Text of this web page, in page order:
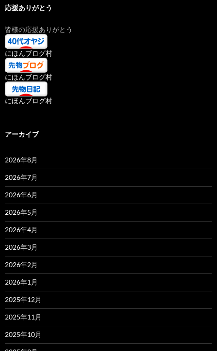
応援ありがとう
皆様の応援ありがとう
にほんブログ村
にほんブログ村
にほんブログ村
アーカイブ
2026年8月
2026年7月
2026年6月
2026年5月
2026年4月
2026年3月
2026年2月
2026年1月
2025年12月
2025年11月
2025年10月